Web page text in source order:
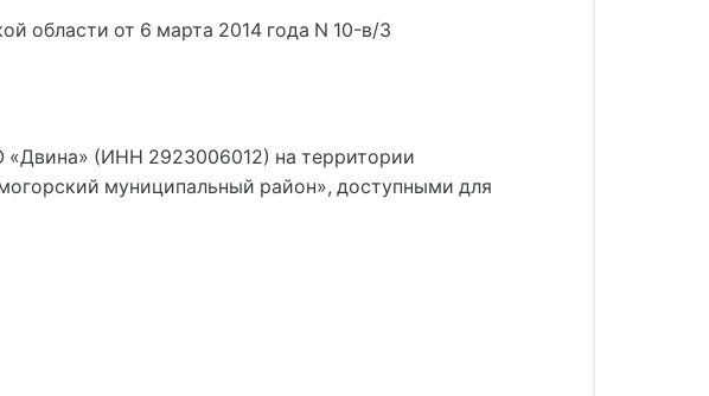
области от 6 марта 2014 года N 10-в/3
«Двина» (ИНН 2923006012) на территории
муниципальный район», доступными для